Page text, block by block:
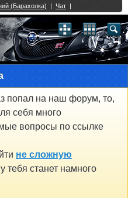
попал на наш форум, то,
себя много
вопросы по ссылке
не сложную
тебя станет намного
byvBSSO
16 17 18 21 22 23 24 25 26
36 37 38 39 40 41 42 43